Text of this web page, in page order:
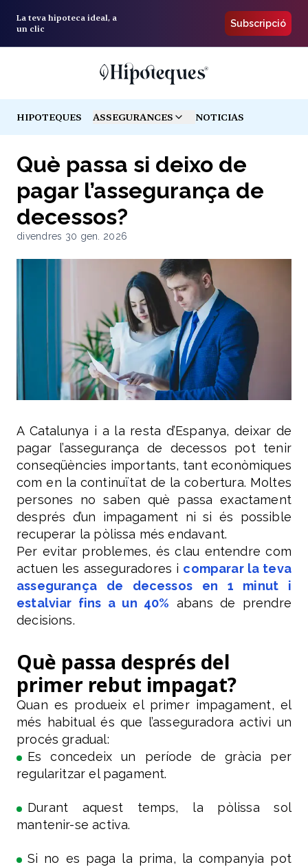
La teva hipoteca ideal, a
un clic
Subscripció
HIPOTEQUES ASSEGURANCES
TOGGLE MENU NOTICIAS
Què passa si deixo de
pagar l’assegurança de
decessos?
divendres 30 gen. 2026
A Catalunya i a la resta d’Espanya, deixar de
pagar l’assegurança de decessos pot tenir
conseqüències importants, tant econòmiques
com en la continuïtat de la cobertura. Moltes
persones no saben què passa exactament
després d’un impagament ni si és possible
recuperar la pòlissa més endavant.
Per evitar problemes, és clau entendre com
actuen les asseguradores i comparar la teva
assegurança de decessos en 1 minut i
estalviar fins a un 40% abans de prendre
decisions.
Què passa després del
primer rebut impagat?
Quan es produeix el primer impagament, el
més habitual és que l’asseguradora activi un
procés gradual:
Es concedeix un període de gràcia per
regularitzar el pagament.
Durant aquest temps, la pòlissa sol
mantenir-se activa.
Si no es paga la prima, la companyia pot